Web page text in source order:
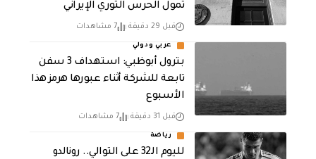
تمول الحرس الثوري الإيراني
قبل 29 دقيقة 7 مشاهدات
عربي ودولي
بترول أبوظبي: استهداف 3 سفن
تابعة للشركة أثناء عبورها هرمز هذا
الأسبوع
قبل 31 دقيقة 7 مشاهدات
رياضة
لليوم الـ32 على التوالي.. رونالدو